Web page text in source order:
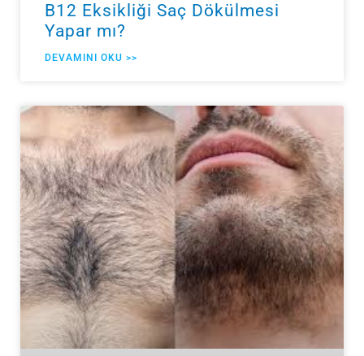
B12 Eksikliği Saç Dökülmesi
Yapar mı?
DEVAMINI OKU >>